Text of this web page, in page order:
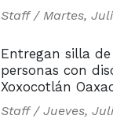
Staff / Martes,
Entregan silla
personas con
Xoxocotlán
Staff / Jueves,